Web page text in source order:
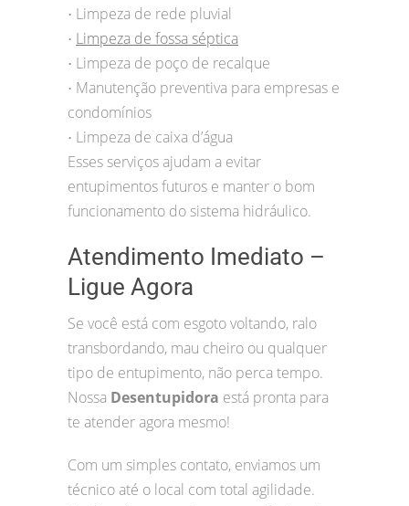
• Limpeza de rede pluvial
• Limpeza de fossa séptica
• Limpeza de poço de recalque
• Manutenção preventiva para empresas e
condomínios
• Limpeza de caixa d’água
Esses serviços ajudam a evitar
entupimentos futuros e manter o bom
funcionamento do sistema hidráulico.
Atendimento Imediato –
Ligue Agora
Se você está com esgoto voltando, ralo
transbordando, mau cheiro ou qualquer
tipo de entupimento, não perca tempo.
Nossa Desentupidora está pronta para
te atender agora mesmo!
Com um simples contato, enviamos um
técnico até o local com total agilidade.